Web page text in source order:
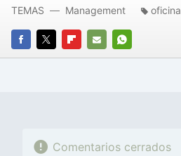
FACEBOOK
TWITTERFLIPBOARD
E-
WHATSAPP
TEMAS Management oficina
Comentarios cerrados